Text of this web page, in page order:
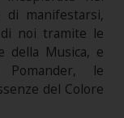
di manifestarsi,
noi tramite le
della Musica, e
le
del Colore